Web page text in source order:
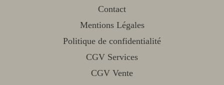
Contact
Mentions Légales
Politique de confidentialité
CGV Services
CGV Vente